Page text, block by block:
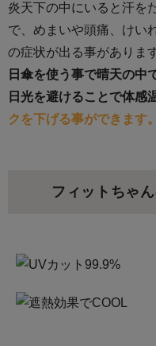
炎天下の中にいると汗を
で、めまいや頭痛、けい
の症状が出る事があります
日傘を使う事で晴天の中
日光を避けることで体感
クを下げる事ができます。
フィットちゃ